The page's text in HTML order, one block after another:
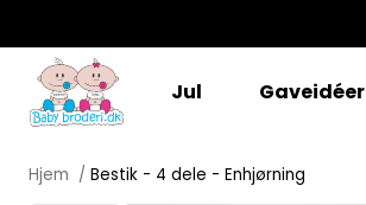
Jul Gaveidéer
Bestik - 4 dele - Enhjørning
425,00 kr
Hjem Bestik - 4 dele - Enhjørning